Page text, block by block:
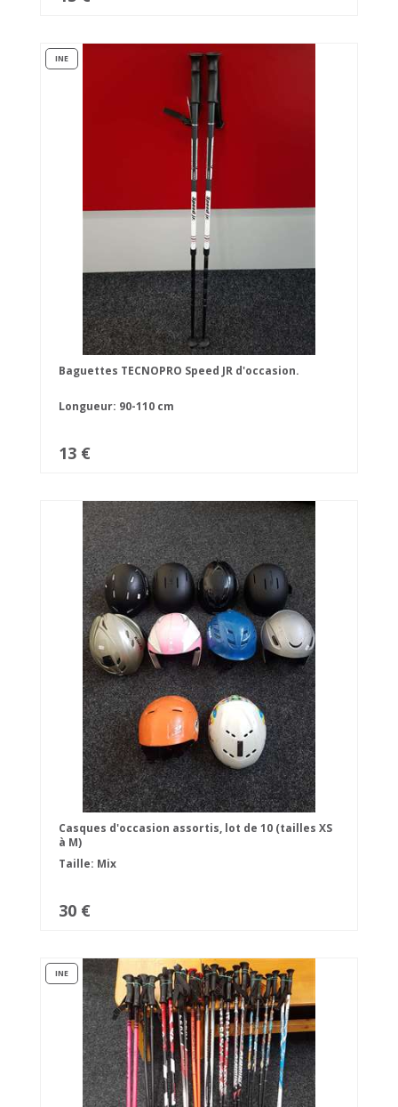
INE
Baguettes TECNOPRO Speed JR d'occasion.
Longueur: 90-110 cm
13 €
Casques d'occasion assortis, lot de 10 (tailles XS
à M)
Taille: Mix
30 €
INE